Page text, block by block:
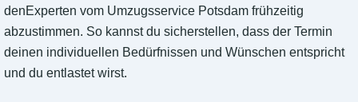
denExperten vom Umzugsservice Potsdam frühzeitig
abzustimmen. So kannst du sicherstellen, dass der Termin
deinen individuellen Bedürfnissen und Wünschen entspricht
und du entlastet wirst.